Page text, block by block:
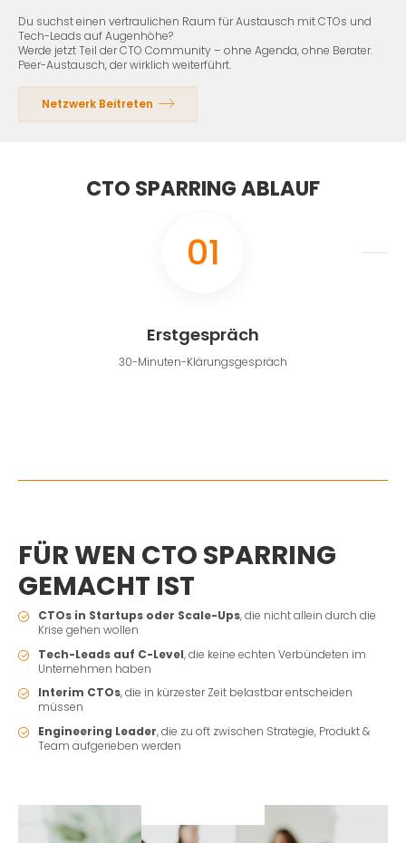
Du suchst einen vertraulichen Raum für Austausch mit CTOs und
Tech-Leads auf Augenhöhe?
Werde jetzt Teil der CTO Community – ohne Agenda, ohne Berater.
Peer-Austausch, der wirklich weiterführt.
Netzwerk Beitreten
CTO SPARRING ABLAUF
01
Erstgespräch
30-Minuten-Klärungsgespräch
FÜR WEN CTO SPARRING
GEMACHT IST
CTOs in Startups oder Scale-Ups, die nicht allein durch die
Krise gehen wollen
Tech-Leads auf C-Level, die keine echten Verbündeten im
Unternehmen haben
Interim CTOs, die in kürzester Zeit belastbar entscheiden
müssen
Engineering Leader, die zu oft zwischen Strategie, Produkt &
Team aufgerieben werden